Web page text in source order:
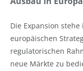
Die Expansion
europäischen
regulatorischen
neue Märkte zu